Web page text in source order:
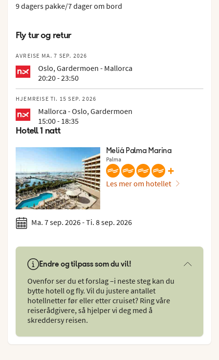
9 dagers pakke/7 dager om bord
Fly tur og retur
AVREISE MA. 7 SEP. 2026
Oslo, Gardermoen - Mallorca
20:20 - 23:50
HJEMREISE TI. 15 SEP. 2026
Mallorca - Oslo, Gardermoen
15:00 - 18:35
Hotell 1 natt
Meliá Palma Marina
Palma
+
Les mer om hotellet
Ma. 7 sep. 2026 - Ti. 8 sep. 2026
Endre og tilpass som du vil!
Ovenfor ser du et forslag –i neste steg kan du
bytte hotell og fly. Vil du justere antallet
hotellnetter før eller etter cruiset? Ring våre
reiserådgivere, så hjelper vi deg med å
skreddersy reisen.